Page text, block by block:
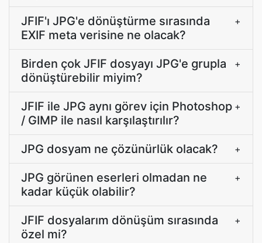
JFIF'ı JPG'e dönüştürme sırasında
EXIF meta verisine ne olacak?
+
Birden çok JFIF dosyayı JPG'e grupla
dönüştürebilir miyim?
+
JFIF ile JPG aynı görev için Photoshop
/ GIMP ile nasıl karşılaştırılır?
+
JPG dosyam ne çözünürlük olacak? +
JPG görünen eserleri olmadan ne
kadar küçük olabilir?
+
JFIF dosyalarım dönüşüm sırasında
özel mi?
+